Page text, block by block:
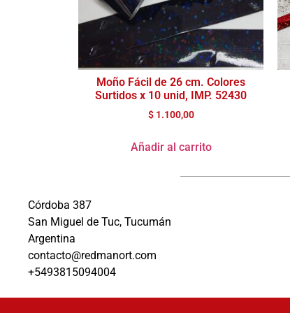
Moño Fácil de 26 cm. Colores
Surtidos x 10 unid, IMP. 52430
$1.100,00
Añadir al carrito
Córdoba 387
San Miguel de Tuc, Tucumán
Argentina
contacto@redmanort.com
+5493815094004